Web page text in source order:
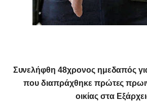
Συνελήφθη 48χρονος ημεδαπός
που διαπράχθηκε πρώτες
οικίας στα